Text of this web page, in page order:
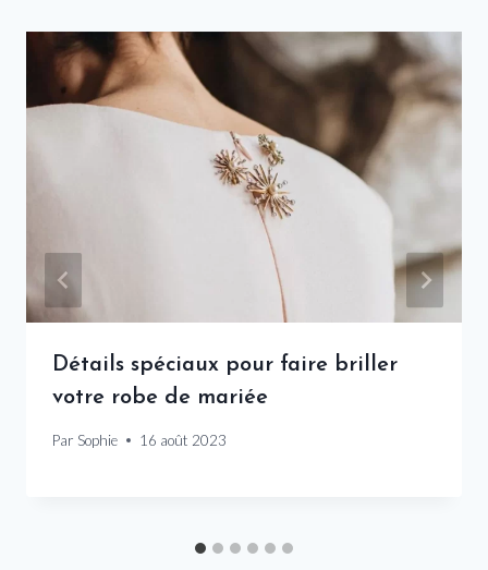
Détails spéciaux pour faire briller
votre robe de mariée
Par Sophie 16 août 2023